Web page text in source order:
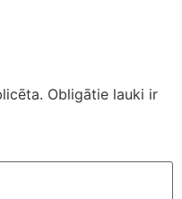
Obligātie lauki ir